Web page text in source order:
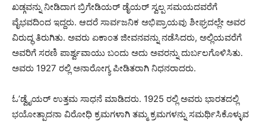
ಖಡ್ಗವನ್ನು ನೀಡಿದಾಗ ಬ್ರಿಗೇಡಿಯರ್ ಡೈಯರ್ ಸ್ವಲ್ಪ ಸಮಯದವರೆಗೆ
ವೈಭವದಿಂದ ಇದ್ದರು. ಆದರೆ ಸಾರ್ವಜನಿಕ ಅಭಿಪ್ರಾಯವು ಶೀಘ್ರದಲ್ಲೇ ಅವರ
ವಿರುದ್ಧ ತಿರುಗಿತು. ಅವರು ಏಕಾಂತ ಜೀವನವನ್ನು ನಡೆಸಿದರು, ಅಲ್ಲಿಯವರೆಗೆ
ಅವರಿಗೆ ಸರಣಿ ಪಾರ್ಶ್ವವಾಯು ಬಂದು ಅದು ಅವರನ್ನು ದುರ್ಬಲಗೊಳಿಸಿತು.
ಅವರು 1927 ರಲ್ಲಿ ಅನಾರೋಗ್ಯ ಪೀಡಿತರಾಗಿ ನಿಧನರಾದರು.
ಓ’ಡ್ವೈಯರ್ ಉತ್ತಮ ಸಾಧನೆ ಮಾಡಿದರು. 1925 ರಲ್ಲಿ ಅವರು ಭಾರತದಲ್ಲಿ
ಭಯೋತ್ಪಾದನಾ ವಿರೋಧಿ ಕ್ರಮಗಳಾಗಿ ತಮ್ಮ ಕ್ರಮಗಳನ್ನು ಸಮರ್ಥಿಸಿಕೊಳ್ಳುವ